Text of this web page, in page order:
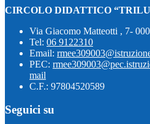
CIRCOLO DIDATTICO
Via Giacomo Matteotti , 7-
Tel: 06 9122310
Email:
PEC:
mail
C.F.: 97804520589
Seguici su